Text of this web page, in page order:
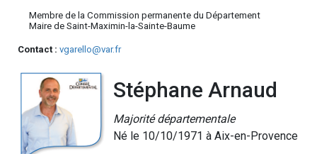
Membre de la Commission permanente du Département
Maire de Saint-Maximin-la-Sainte-Baume
Contact : vgarello@var.fr
Stéphane Arnaud
Majorité départementale
Né le 10/10/1971 à Aix-en-Provence